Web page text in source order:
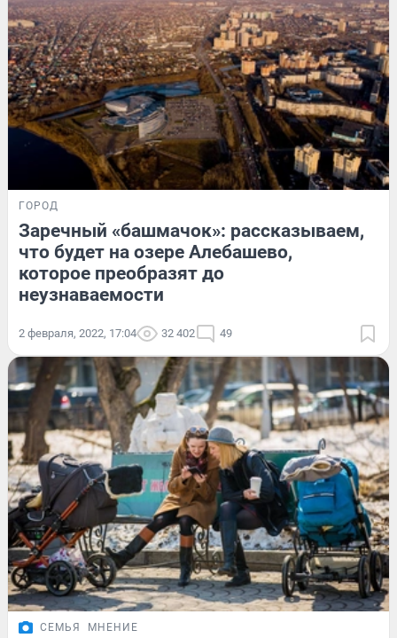
ГОРОД
Заречный «башмачок»: рассказываем,
что будет на озере Алебашево,
которое преобразят до
неузнаваемости
2 февраля, 2022, 17:04 32 402 49
СЕМЬЯ МНЕНИЕ